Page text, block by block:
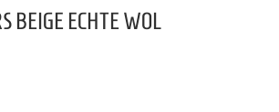
BEIGE ECHTE WOL